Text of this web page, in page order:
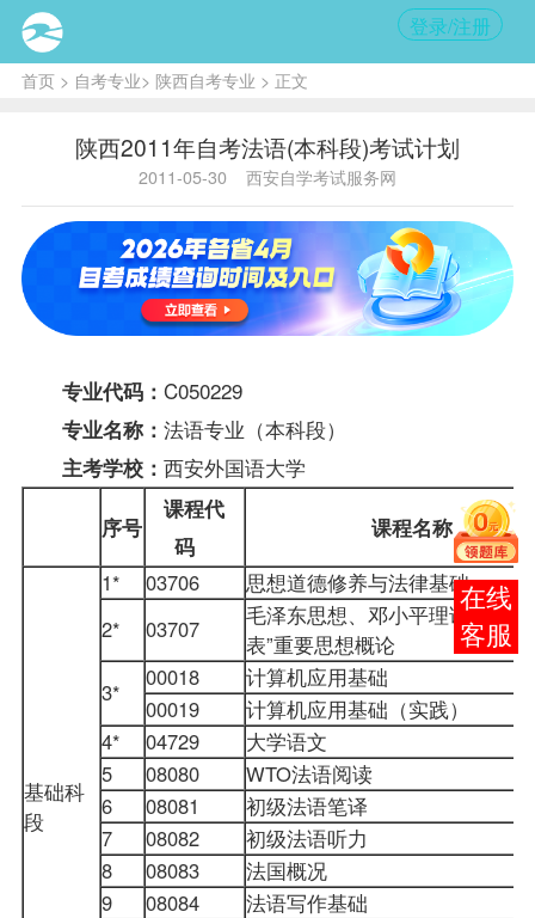
登录/注册
首页> 自考专业> 陕西自考专业 > 正文
陕西2011年自考法语(本科段)考试计划
2011-05-30 西安自学考试服务网
专业代码： C050229
专业名称： 法语专业（本科段）
主考学校： 西安外国语大学
序号
课程代
码
课程名称
基础科
段
1* 03706
思想道德修养与法律基础
2*
03707
毛泽东思想、邓小平理论和“三
表”重要思想概论
3*
00018
计算机应用基础
00019
计算机应用基础（实践）
4*
04729
大学语文
5
08080
WTO法语阅读
6
08081
初级法语笔译
7
08082
初级法语听力
8
08083
法国概况
9
08084
法语写作基础
在线
客服